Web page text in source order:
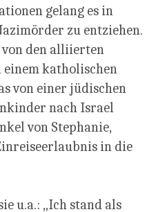
gelang es in
zu entziehen.
von den alliierten
einem katholischen
von einer jüdischen
nach Israel
von Stephanie,
in die
u.a.: „Ich stand als